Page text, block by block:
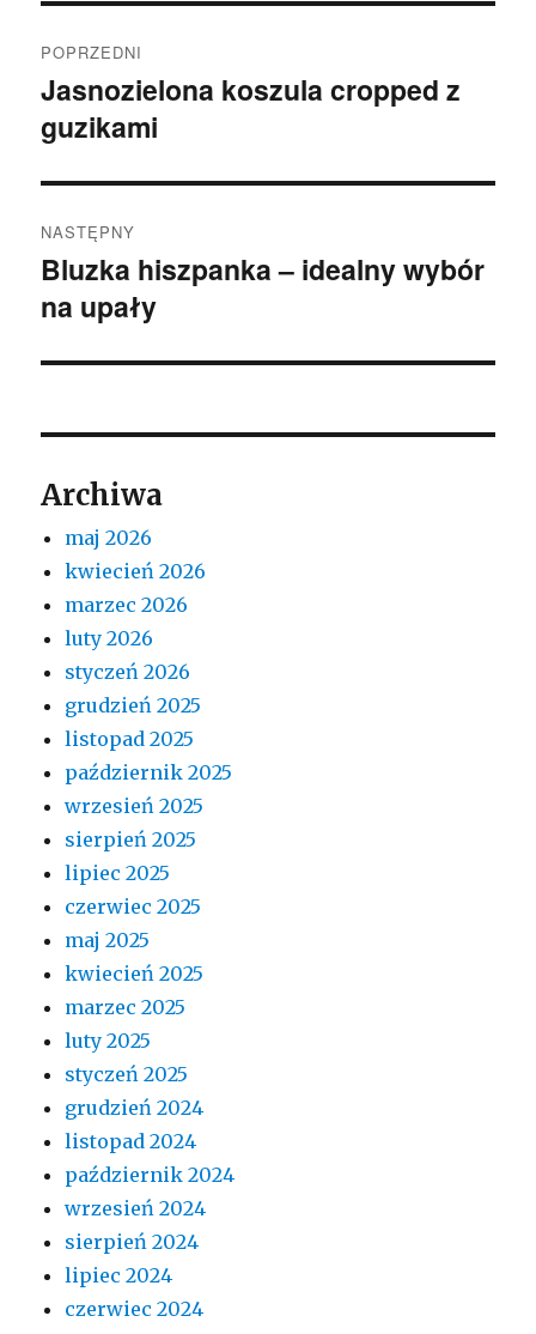
wpisu
POPRZEDNI
Poprzedni
wpis:
Jasnozielona koszula cropped z
guzikami
NASTĘPNY
Następny
wpis:
Bluzka hiszpanka – idealny wybór
na upały
Archiwa
maj 2026
kwiecień 2026
marzec 2026
luty 2026
styczeń 2026
grudzień 2025
listopad 2025
październik 2025
wrzesień 2025
sierpień 2025
lipiec 2025
czerwiec 2025
maj 2025
kwiecień 2025
marzec 2025
luty 2025
styczeń 2025
grudzień 2024
listopad 2024
październik 2024
wrzesień 2024
sierpień 2024
lipiec 2024
czerwiec 2024